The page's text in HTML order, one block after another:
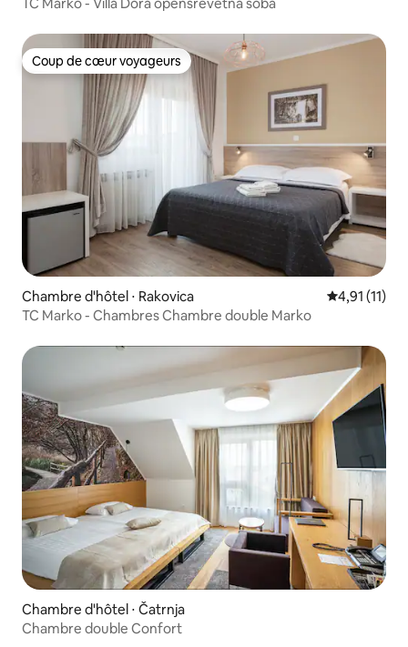
Coup de cœur voyageurs
Coup de cœur voyageurs
Chambre d'hôtel ⋅ Rakovica Évaluation
4,91 (11)
TC Marko - Chambres Chambre double Marko
Chambre d'hôtel ⋅ Čatrnja
Chambre double Confort